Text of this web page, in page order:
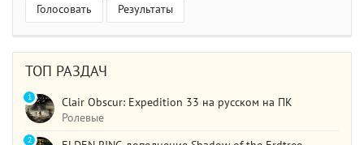
Голосовать Результаты
ТОП РАЗДАЧ
Clair Obscur: Expedition 33 на русском на ПК
Ролевые
1
2